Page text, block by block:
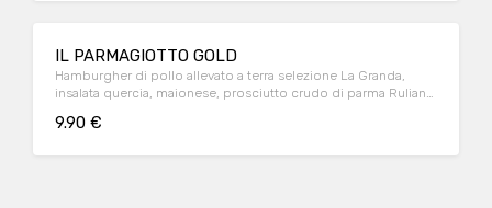
IL PARMAGIOTTO GOLD
Hamburgher di pollo allevato a terra selezione La Granda,
insalata quercia, maionese, prosciutto crudo di parma Ruliano
9.90 €